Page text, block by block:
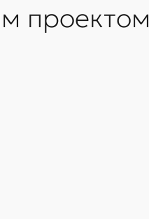
проектом